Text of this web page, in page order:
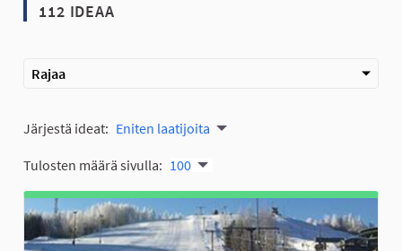
112 IDEAA
Rajaa
Järjestä ideat: Eniten laatijoita
Tulosten määrä sivulla: 100